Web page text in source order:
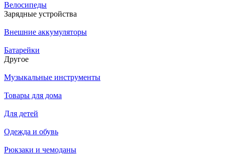
Велосипеды
Зарядные устройства
Внешние аккумуляторы
Батарейки
Другое
Музыкальные инструменты
Товары для дома
Для детей
Одежда и обувь
Рюкзаки и чемоданы